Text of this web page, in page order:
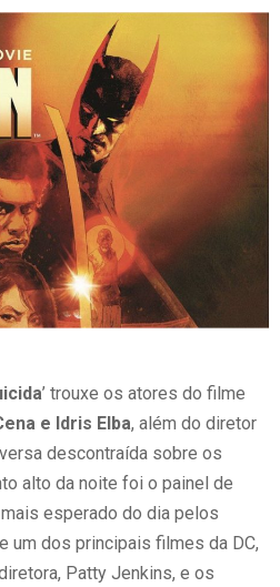
’ trouxe os atores do filme
e Idris Elba, além do diretor
descontraída sobre os
alto da noite foi o painel de
mais esperado do dia pelos
um dos principais filmes da DC,
Patty Jenkins, e os